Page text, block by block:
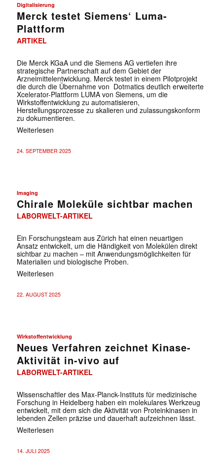
Digitalisierung
Merck testet Siemens‘ Luma-
Plattform
ARTIKEL
Die Merck KGaA und die Siemens AG vertiefen ihre
strategische Partnerschaft auf dem Gebiet der
Arzneimittelentwicklung. Merck testet in einem Pilotprojekt
die durch die Übernahme von Dotmatics deutlich erweiterte
Xcelerator-Plattform LUMA von Siemens, um die
Wirkstoffentwicklung zu automatisieren,
Herstellungsprozesse zu skalieren und zulassungskonform
zu dokumentieren.
Weiterlesen
24. SEPTEMBER 2025
Imaging
Chirale Moleküle sichtbar machen
LABORWELT-ARTIKEL
Ein Forschungsteam aus Zürich hat einen neuartigen
Ansatz entwickelt, um die Händigkeit von Molekülen direkt
sichtbar zu machen – mit Anwendungsmöglichkeiten für
Materialien und biologische Proben.
Weiterlesen
22. AUGUST 2025
Wirkstoffentwicklung
Neues Verfahren zeichnet Kinase-
Aktivität in-vivo auf
LABORWELT-ARTIKEL
Wissenschaftler des Max-Planck-Instituts für medizinische
Forschung in Heidelberg haben ein molekulares Werkzeug
entwickelt, mit dem sich die Aktivität von Proteinkinasen in
lebenden Zellen präzise und dauerhaft aufzeichnen lässt.
Weiterlesen
14. JULI 2025